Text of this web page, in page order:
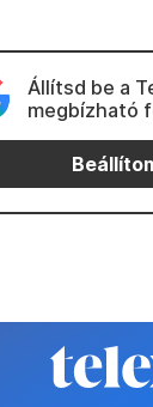
Állítsd be a
megbízható